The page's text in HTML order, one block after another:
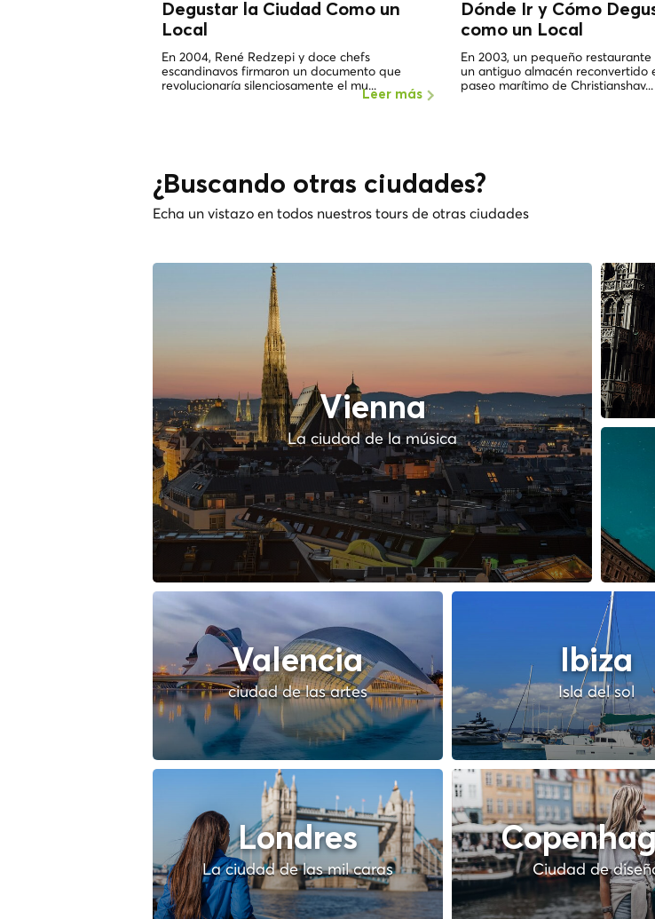
Degustar la Ciudad Como un
Local
En 2004, René Redzepi y doce chefs
escandinavos firmaron un documento que
revolucionaría silenciosamente el mu...
Leer más
Dónde Ir y Cómo
como un Local
En 2003, un pequeño
un antiguo almacén reconvertido
paseo marítimo de Christianshav...
¿Buscando otras ciudades?
Echa un vistazo en todos nuestros tours de otras ciudades
Vienna
La ciudad de la música
Valencia
ciudad de las artes
Ibiza
Isla del sol
Londres
La ciudad de las mil caras Ciudad de